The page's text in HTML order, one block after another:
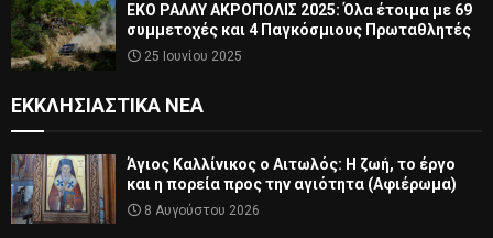
ΕΚΟ ΡΑΛΛΥ ΑΚΡΟΠΟΛΙΣ 2025: Όλα έτοιμα με 69
συμμετοχές και 4 Παγκόσμιους Πρωταθλητές
25 Ιουνίου 2025
ΕΚΚΛΗΣΙΑΣΤΙΚΆ ΝΈΑ
Άγιος Καλλίνικος ο Αιτωλός: Η ζωή, το έργο
και η πορεία προς την αγιότητα (Αφιέρωμα)
8 Αυγούστου 2026